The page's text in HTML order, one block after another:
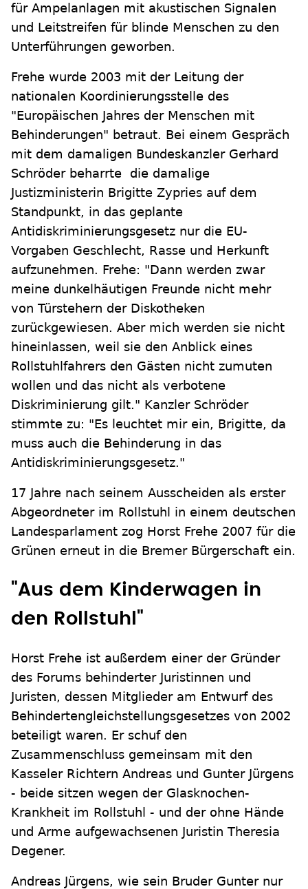
für Ampelanlagen mit akustischen Signalen
und Leitstreifen für blinde Menschen zu den
Unterführungen geworben.
Frehe wurde 2003 mit der Leitung der
nationalen Koordinierungsstelle des
"Europäischen Jahres der Menschen mit
Behinderungen" betraut. Bei einem Gespräch
mit dem damaligen Bundeskanzler Gerhard
Schröder beharrte die damalige
Justizministerin Brigitte Zypries auf dem
Standpunkt, in das geplante
Antidiskriminierungsgesetz nur die EU-
Vorgaben Geschlecht, Rasse und Herkunft
aufzunehmen. Frehe: "Dann werden zwar
meine dunkelhäutigen Freunde nicht mehr
von Türstehern der Diskotheken
zurückgewiesen. Aber mich werden sie nicht
hineinlassen, weil sie den Anblick eines
Rollstuhlfahrers den Gästen nicht zumuten
wollen und das nicht als verbotene
Diskriminierung gilt." Kanzler Schröder
stimmte zu: "Es leuchtet mir ein, Brigitte, da
muss auch die Behinderung in das
Antidiskriminierungsgesetz."
17 Jahre nach seinem Ausscheiden als erster
Abgeordneter im Rollstuhl in einem deutschen
Landesparlament zog Horst Frehe 2007 für die
Grünen erneut in die Bremer Bürgerschaft ein.
"Aus dem Kinderwagen in
den Rollstuhl"
Horst Frehe ist außerdem einer der Gründer
des Forums behinderter Juristinnen und
Juristen, dessen Mitglieder am Entwurf des
Behindertengleichstellungsgesetzes von 2002
beteiligt waren. Er schuf den
Zusammenschluss gemeinsam mit den
Kasseler Richtern Andreas und Gunter Jürgens
- beide sitzen wegen der Glasknochen-
Krankheit im Rollstuhl - und der ohne Hände
und Arme aufgewachsenen Juristin Theresia
Degener.
Andreas Jürgens, wie sein Bruder Gunter nur